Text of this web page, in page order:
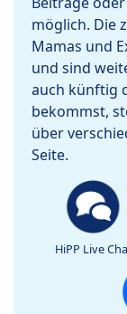
möglich. Die
Mamas und
und sind
auch künftig
bekommst,
über
Seite.
HiPP Live